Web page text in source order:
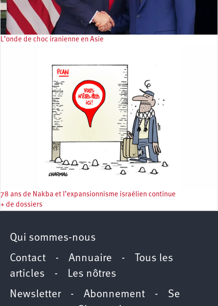
L’onde de choc iranienne en Asie
78 ans de Nakba et l’expansionnisme israélien continue
+ de dossiers
Qui sommes-nous
Contact - Annuaire -
Tous les
articles - Les nôtres
Newsletter- Abonnement - Se